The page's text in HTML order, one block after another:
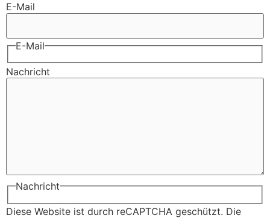
E-Mail
E-Mail
Nachricht
Nachricht
Diese Website ist durch reCAPTCHA geschützt. Die